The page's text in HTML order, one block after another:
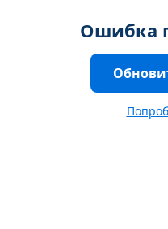
Ошибка